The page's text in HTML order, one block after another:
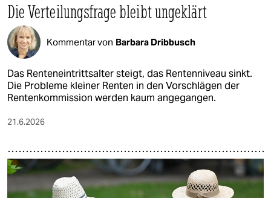
Die Verteilungsfrage bleibt ungeklärt
Kommentar von Barbara Dribbusch
Das Renteneintrittsalter steigt, das Rentenniveau sinkt.
Die Probleme kleiner Renten in den Vorschlägen der
Rentenkommission werden kaum angegangen.
21.6.2026